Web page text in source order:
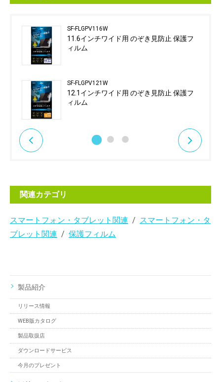
SF-FLGPV116W
11.6インチワイド用 のぞき見防止 保護フ
ィルム
SF-FLGPV121W
12.1インチワイド用 のぞき見防止 保護フ
ィルム
関連カテゴリ
スマートフォン・タブレット関連
スマートフォン・タ
ブレット関連
保護フィルム
製品紹介
リリース情報
WEB版カタログ
製品取扱店
ダウンロードサービス
今月のプレゼント